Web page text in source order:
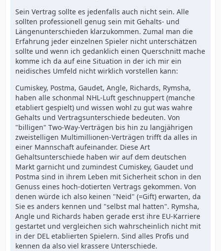
Sein Vertrag sollte es jedenfalls auch nicht sein. Alle
sollten professionell genug sein mit Gehalts- und
Längenunterschieden klarzukommen. Zumal man die
Erfahrung jeder einzelnen Spieler nicht unterschätzen
sollte und wenn ich gedanklich einen Querschnitt mache
komme ich da auf eine Situation in der ich mir ein
neidisches Umfeld nicht wirklich vorstellen kann:
Cumiskey, Postma, Gaudet, Angle, Richards, Rymsha,
haben alle schonmal NHL-Luft geschnuppert (manche
etabliert gespielt) und wissen wohl zu gut was wahre
Gehalts und Vertragsunterschiede bedeuten. Von
"billigen" Two-Way-Verträgen bis hin zu langjährigen
zweistelligen Multimillionen-Verträgen trifft da alles in
einer Mannschaft aufeinander. Diese Art
Gehaltsunterschiede haben wir auf dem deutschen
Markt garnicht und zumindest Cumiskey, Gaudet und
Postma sind in ihrem Leben mit Sicherheit schon in den
Genuss eines hoch-dotierten Vertrags gekommen. Von
denen würde ich also keinen "Neid" (=Gift) erwarten, da
Sie es anders kennen und "selbst mal hatten". Rymsha,
Angle und Richards haben gerade erst ihre EU-Karriere
gestartet und vergleichen sich wahrscheinlich nicht mit
in der DEL etablierten Spielern. Sind alles Profis und
kennen da also viel krassere Unterschiede.